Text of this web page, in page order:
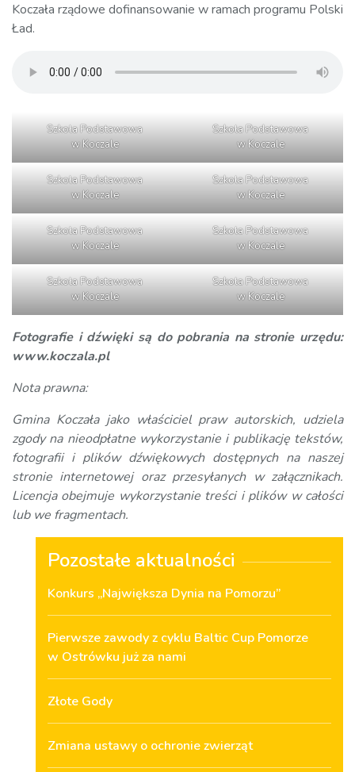
Koczała rządowe dofinansowanie w ramach programu Polski
Ład.
Szkoła Podstawowa
w Koczale
Szkoła Podstawowa
w Koczale
Szkoła Podstawowa
w Koczale
Szkoła Podstawowa
w Koczale
Szkoła Podstawowa
w Koczale
Szkoła Podstawowa
w Koczale
Szkoła Podstawowa
w Koczale
Szkoła Podstawowa
w Koczale
Fotografie i dźwięki są do pobrania na stronie urzędu:
www.koczala.pl
Nota prawna:
Gmina Koczała jako właściciel praw autorskich, udziela
zgody na nieodpłatne wykorzystanie i publikację tekstów,
fotografii i plików dźwiękowych dostępnych na naszej
stronie internetowej oraz przesyłanych w załącznikach.
Licencja obejmuje wykorzystanie treści i plików w całości
lub we fragmentach.
Pozostałe aktualności
Konkurs „Największa Dynia na Pomorzu”
Pierwsze zawody z cyklu Baltic Cup Pomorze
w Ostrówku już za nami
Złote Gody
Zmiana ustawy o ochronie zwierząt